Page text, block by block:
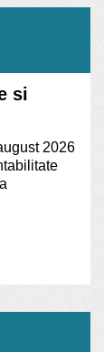
si
2026